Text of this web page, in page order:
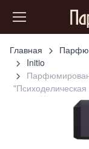
Главная
Initio